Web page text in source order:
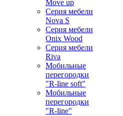
Move up
Серия мебели
Nova S
Серия мебели
Onix Wood
Серия мебели
Riva
Мобильные
перегородки
"R-line soft"
Мобильные
перегородки
"R-line"